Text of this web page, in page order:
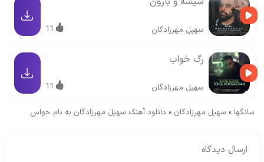
سهیل مهرزادگان 11
رگ خواب
سهیل مهرزادگان 11
سانگها » سهیل مهرزادگان » دانلود آهنگ سهیل مهرزادگان به نام حواس
ارسال دیدگاه